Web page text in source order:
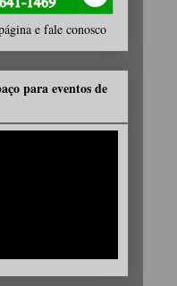
e fale conosco
para eventos de